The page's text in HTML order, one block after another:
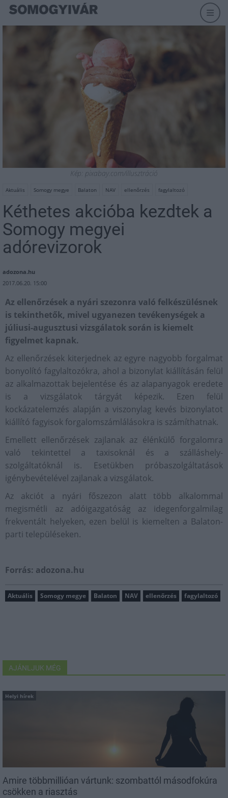
Kép: pixabay.com/illusztráció
Aktuális Somogy megye Balaton NAV ellenőrzés fagylaltozó
Kéthetes akcióba kezdtek a
Somogy megyei
adórevizorok
adozona.hu
2017.06.20. 15:00
Az ellenőrzések a nyári szezonra való felkészülésnek
is tekinthetők, mivel ugyanezen tevékenységek a
júliusi-augusztusi vizsgálatok során is kiemelt
figyelmet kapnak.
Az ellenőrzések kiterjednek az egyre nagyobb forgalmat
bonyolító fagylaltozókra, ahol a bizonylat kiállításán felül
az alkalmazottak bejelentése és az alapanyagok eredete
is a vizsgálatok tárgyát képezik. Ezen felül
kockázatelemzés alapján a viszonylag kevés bizonylatot
kiállító fagyisok forgalomszámlálásokra is számíthatnak.
Emellett ellenőrzések zajlanak az élénkülő forgalomra
való tekintettel a taxisoknál és a szálláshely-
szolgáltatóknál is. Esetükben próbaszolgáltatások
igénybevételével zajlanak a vizsgálatok.
Az akciót a nyári főszezon alatt több alkalommal
megismétli az adóigazgatóság az idegenforgalmilag
frekventált helyeken, ezen belül is kiemelten a Balaton-
parti településeken.
Forrás: adozona.hu
Aktuális Somogy megye Balaton NAV ellenőrzés fagylaltozó
AJÁNLJUK MÉG
Helyi hírek
Amire többmillióan vártunk: szombattól másodfokúra
csökken a riasztás